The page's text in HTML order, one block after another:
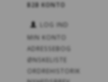
B2B KONTO
LOG IND
MIN KONTO
ADRESSEBOG
ØNSKELISTE
ORDREHISTORIK